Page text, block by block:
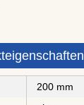
200 mm